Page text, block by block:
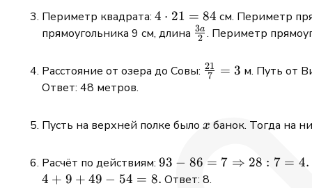
П
+
В)
72
\implies
2x + 6
= 36
x = 15
Периметр квадрата: 4
\cdot
4 ⋅ 21 = 84 см. Периметр
прямоугольника 9 см, длина \frac{3a}
2
3a . Периметр
Расстояние от озера до Совы: \frac{21}
7
21 = 3 м. Путь от
Ответ: 48 метров.
Пусть на верхней полке было x
x банок. Тогда на
Расчёт по действиям: 93 - 86 = 7
\Rightarrow
93 − 86 = 7 ⇒ 28 : 7 = 4.
4 + 9 + 49 − 54 = 8. Ответ: 8.